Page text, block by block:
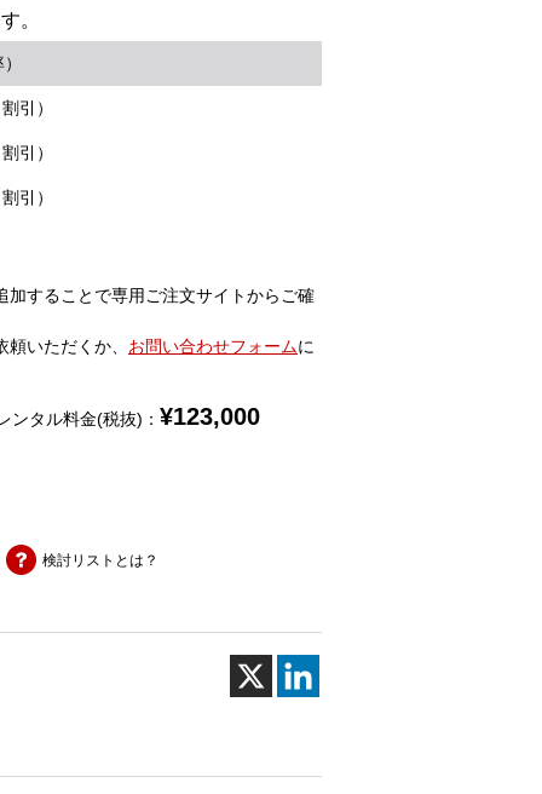
。
引）
引）
引）
することで専用ご注文サイトからご確
いただくか、 お問い合わせフォームに
ンタル料金(税抜)： ¥123,000
検討リストとは？